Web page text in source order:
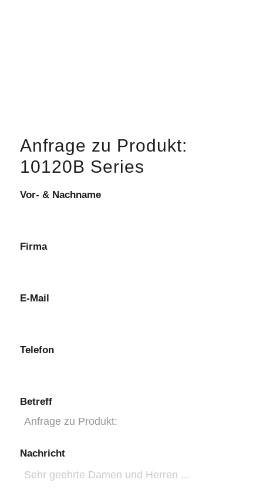
Anfrage zu Produkt:
10120B Series
Vor- & Nachname
Firma
E-Mail
Telefon
Betreff
Nachricht